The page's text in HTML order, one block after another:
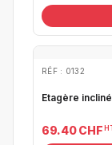
RÉF : 0132
Etagère
69.40 CHF